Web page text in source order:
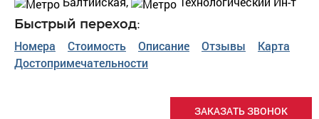
Быстрый переход:
Номера Стоимость Описание Отзывы
Карта
Достопримечательности
ЗАКАЗАТЬ ЗВОНОК